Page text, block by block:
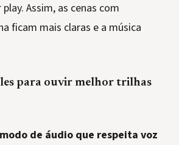
Assim, as cenas com
ficam mais claras e a música
para ouvir melhor trilhas
de áudio que respeita voz